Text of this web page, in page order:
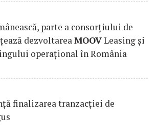
parte a consorțiului de
dezvoltarea MOOVLeasing și
operațional în România
finalizarea tranzacției de